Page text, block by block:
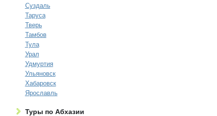
Суздаль
Таруса
Тверь
Тамбов
Тула
Урал
Удмуртия
Ульяновск
Хабаровск
Ярославль
Туры по Абхазии